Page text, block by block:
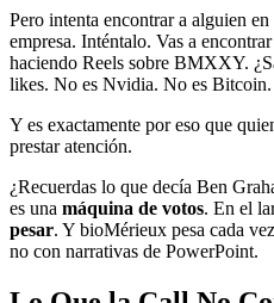
Pero intenta encontrar a alguien
empresa. Inténtalo. Vas a
haciendo Reels sobre BMXXY.
likes. No es Nvidia. No es Bitcoin.
Y es exactamente por eso que
prestar atención.
¿Recuerdas lo que decía Ben
es una máquina de votos. En el
pesar. Y bioMérieux pesa cada
no con narrativas de PowerPoint.